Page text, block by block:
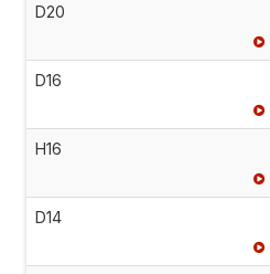
D20
D16
H16
D14